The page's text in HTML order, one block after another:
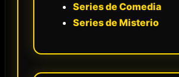
Series de Comedia
Series de Misterio